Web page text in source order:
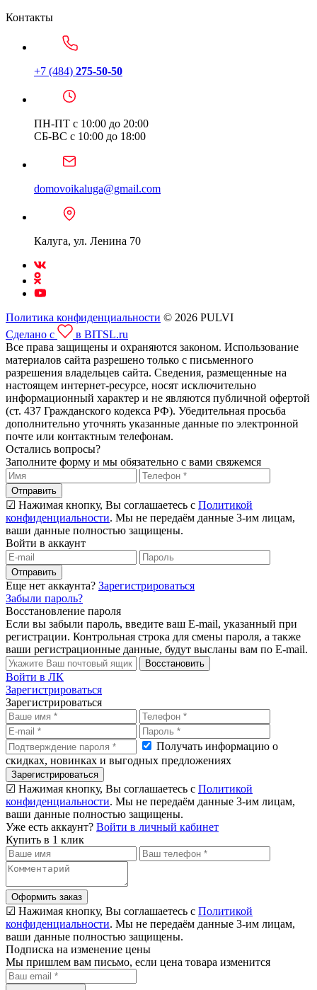
Контакты
+7 (484) 275-50-50
ПН-ПТ с 10:00 до 20:00
СБ-ВС с 10:00 до 18:00
domovoikaluga@gmail.com
Калуга, ул. Ленина 70
Политика конфиденциальности © 2026 PULVI
Сделано с
в BITSL.ru
Все права защищены и охраняются законом. Использование
материалов сайта разрешено только с письменного
разрешения владельцев сайта. Сведения, размещенные на
настоящем интернет-ресурсе, носят исключительно
информационный характер и не являются публичной офертой
(ст. 437 Гражданского кодекса РФ). Убедительная просьба
дополнительно уточнять указанные данные по электронной
почте или контактным телефонам.
Остались вопросы?
Заполните форму и мы обязательно с вами свяжемся
Отправить
☑ Нажимая кнопку, Вы соглашаетесь с Политикой
конфиденциальности. Мы не передаём данные 3-им лицам,
ваши данные полностью защищены.
Войти в аккаунт
Отправить
Еще нет аккаунта? Зарегистрироваться
Забыли пароль?
Восстановление пароля
Если вы забыли пароль, введите ваш E-mail, указанный при
регистрации. Контрольная строка для смены пароля, а также
ваши регистрационные данные, будут высланы вам по E-mail.
Восстановить
Войти в ЛК
Зарегистрироваться
Зарегистрироваться
Получать информацию о
скидках, новинках и выгодных предложениях
Зарегистрироваться
☑ Нажимая кнопку, Вы соглашаетесь с Политикой
конфиденциальности. Мы не передаём данные 3-им лицам,
ваши данные полностью защищены.
Уже есть аккаунт? Войти в личный кабинет
Купить в 1 клик
Оформить заказ
☑ Нажимая кнопку, Вы соглашаетесь с Политикой
конфиденциальности. Мы не передаём данные 3-им лицам,
ваши данные полностью защищены.
Подписка на изменение цены
Мы пришлем вам письмо, если цена товара изменится